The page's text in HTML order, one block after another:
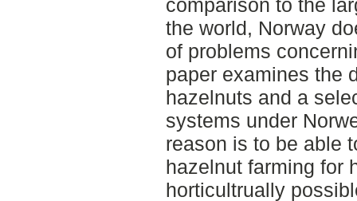
comparison to the
the world, Norway
of problems
paper examines the
hazelnuts and a
systems under
reason is to be able
hazelnut farming for
horticultrually